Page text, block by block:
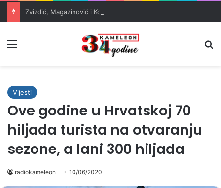
Vijesti
Ove godine u Hrvatskoj 70
hiljada turista na otvaranju
sezone, a lani 300 hiljada
radiokameleon 10/06/2020